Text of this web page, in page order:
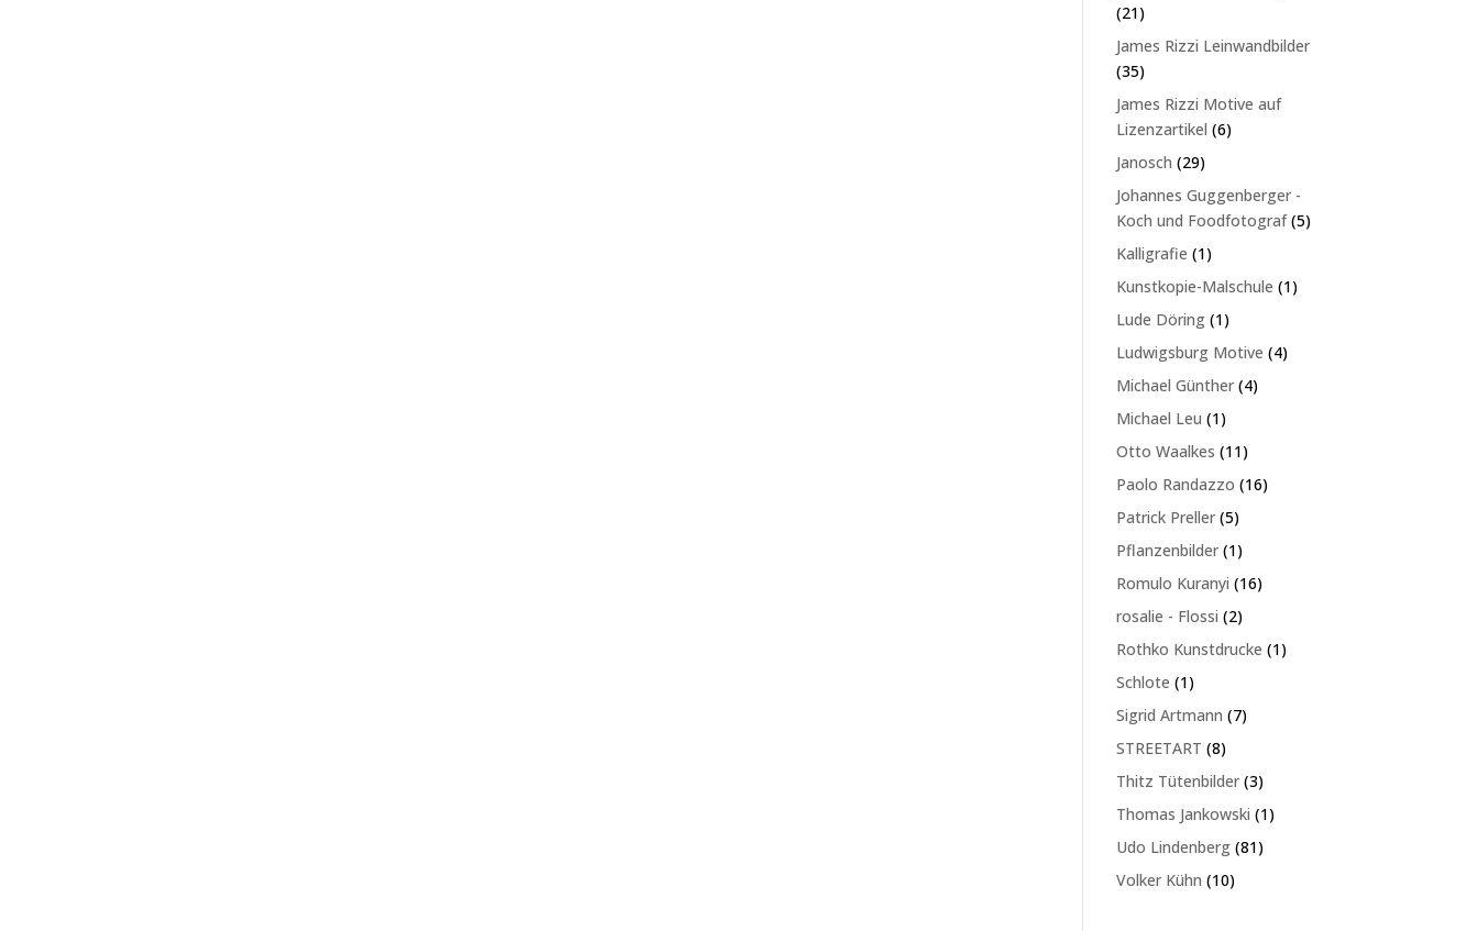
2121
Produkte
James Rizzi Leinwandbilder
3535
Produkte
James Rizzi Motive auf
Lizenzartikel 66
Janosch 2929
Produkte
Johannes Guggenberger -
Koch und Foodfotograf 55
Kalligrafie 11
Produkt
Kunstkopie-Malschule 11
Lude Döring 11
Produkt
Ludwigsburg Motive 44
Michael Günther 44
Michael Leu 11
Produkt
Otto Waalkes 1111
Produkte
Paolo Randazzo 1616
Patrick Preller 55
Produkte
Pflanzenbilder 11
Produkt
Romulo Kuranyi 1616
rosalie - Flossi 22
Produkte
Rothko Kunstdrucke 11
Schlote 11
Produkt
Sigrid Artmann 77
STREETART 88
Produkte
Thitz Tütenbilder 33
Produkte
Thomas Jankowski 11
Udo Lindenberg 8181
Volker Kühn 1010